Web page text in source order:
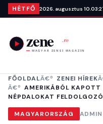
Ugrás a tartalomra
HÉTFŐ 2026. augusztus 10.
FŐOLDAL ZENEI HÍREK
AMERIKÁBÓL KAPOTT
NÉPDALOKAT
MAGYARORSZÁG ADMIN